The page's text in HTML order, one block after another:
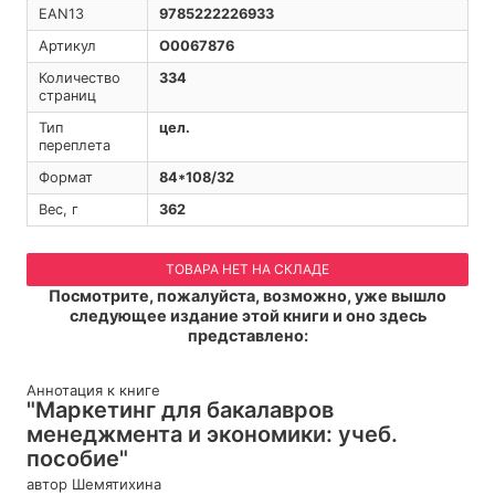
EAN13
9785222226933
Артикул
O0067876
Количество
страниц
334
Тип
переплета
цел.
Формат
84*108/32
Вес, г
362
ТОВАРА НЕТ НА СКЛАДЕ
Посмотрите, пожалуйста, возможно, уже вышло
следующее издание этой книги и оно здесь
представлено:
Аннотация к книге
"Маркетинг для бакалавров
менеджмента и экономики: учеб.
пособие"
автор Шемятихина